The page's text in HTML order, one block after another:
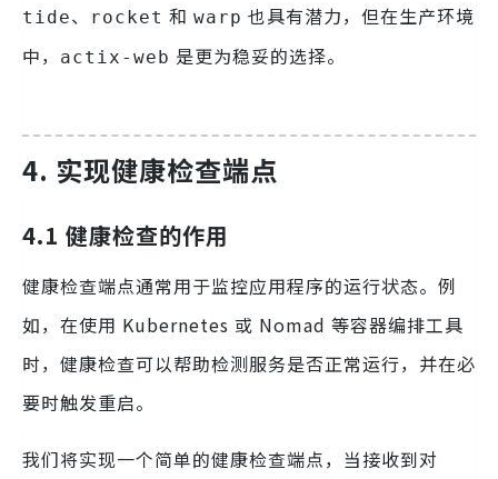
tide、 rocket 和 warp 也具有潜力，但在生产环境
中，
actix-web 是更为稳妥的选择。
4. 实现健康检查端点
4.1 健康检查的作用
健康检查端点通常用于监控应用程序的运行状态。例
如，在使用 Kubernetes 或 Nomad 等容器编排工具
时，健康检查可以帮助检测服务是否正常运行，并在必
要时触发重启。
我们将实现一个简单的健康检查端点，当接收到对